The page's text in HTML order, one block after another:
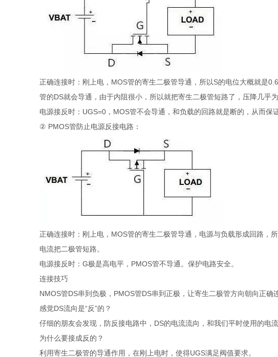
正确连接时：刚上电，MOS管的寄生二极管导通，所以S的电位大概就是
管的DS就会导通，由于内阻很小，所以就把寄生二极管短路了，压降几乎为
电源接反时：UGS=0，MOS管不会导通，和负载的回路就是断的，从而保
② PMOS管防止电源反接电路：
正确连接时：刚上电，MOS管的寄生二极管导通，电源与负载形成回路，
电流把二极管短路。
电源接反时：G极是高电平，PMOS管不导通。保护电路安全。
连接技巧
NMOS管DS串到负极，PMOS管DS串到正极，让寄生二极管方向朝向正确
感觉DS流向是“反”的？
仔细的朋友会发现，防反接电路中，DS的电流流向，和我们平时使用的电流
为什么要接成反的？
利用寄生二极管的导通作用，在刚上电时，使得UGS满足阀值要求。